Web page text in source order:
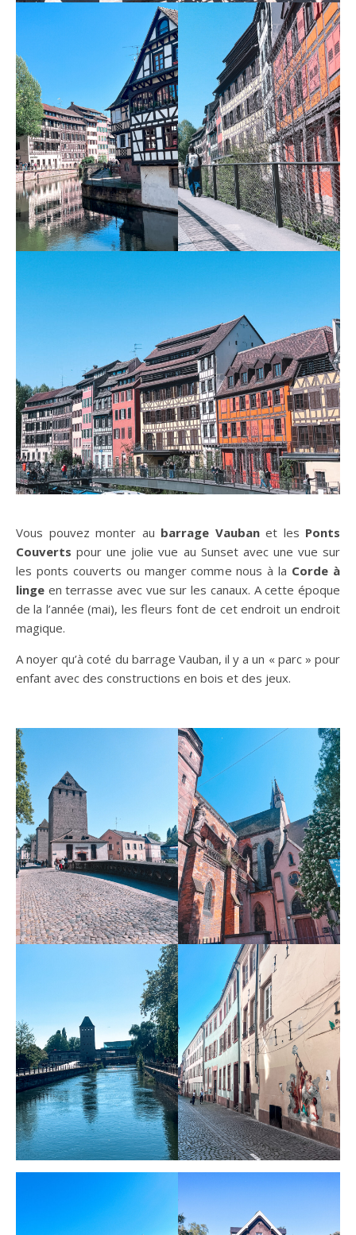
Vous pouvez monter au barrage Vaubanet les Ponts
Couverts pour une jolie vue au Sunset avec une vue sur
les ponts couverts ou manger comme nous à la Corde à
linge en terrasse avec vue sur les canaux. A cette époque
de la l’année (mai), les fleurs font de cet endroit un endroit
magique.
A noyer qu’à coté du barrage Vauban, il y a un « parc » pour
enfant avec des constructions en bois et des jeux.